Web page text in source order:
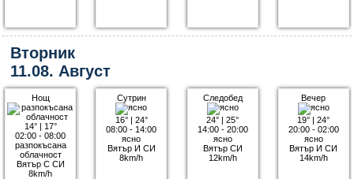
Вторник
11.08. Август
Нощ
14°| 17°
02:00 - 08:00
разпокъсана
облачност
Вятър С СИ
8km/h
Сутрин
16°| 24°
08:00 - 14:00
ясно
Вятър И СИ
8km/h
Следобед
24° |25°
14:00 - 20:00
ясно
Вятър СИ
12km/h
Вечер
19° |24°
20:00 - 02:00
ясно
Вятър И СИ
14km/h